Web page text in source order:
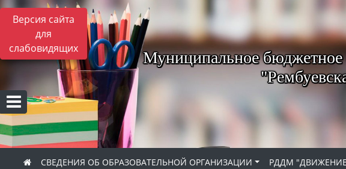
Версия сайта
для
слабовидящих
Муниципальное бюджетное
СВЕДЕНИЯ ОБ ОБРАЗОВАТЕЛЬНОЙ ОРГАНИЗАЦИИ РДДМ